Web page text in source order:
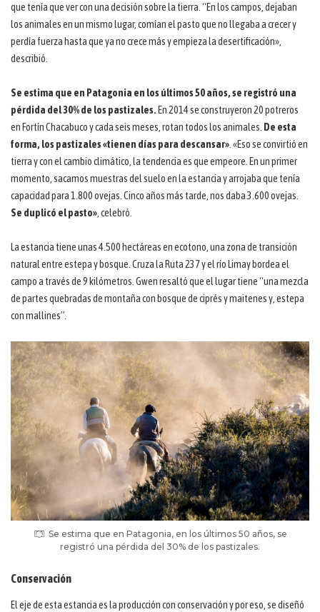
que tenía que ver con una decisión sobre la tierra. “En los campos, dejaban
los animales en un mismo lugar, comían el pasto que no llegaba a crecer y
perdía fuerza hasta que ya no crece más y empieza la desertificación»,
describió.
Se estima que en Patagonia en los últimos 50 años, se registró una
pérdida del 30% de los pastizales. En 2014 se construyeron 20 potreros
en Fortín Chacabuco y cada seis meses, rotan todos los animales. De esta
forma, los pastizales «tienen días para descansar» . «Eso se convirtió en
tierra y con el cambio climático, la tendencia es que empeore. En un primer
momento, sacamos muestras del suelo en la estancia y arrojaba que tenía
capacidad para 1.800 ovejas. Cinco años más tarde, nos daba 3.600 ovejas.
Se duplicó el pasto» , celebró.
La estancia tiene unas 4.500 hectáreas en ecotono, una zona de transición
natural entre estepa y bosque. Cruza la Ruta 237 y el río Limay bordea el
campo a través de 9 kilómetros. Gwen resaltó que el lugar tiene “una mezcla
de partes quebradas de montaña con bosque de ciprés y maitenes y, estepa
con mallines”.
Se estima que en Patagonia, en los últimos 50 años, se
registró una pérdida del 30% de los pastizales.
Conservación
El eje de esta estancia es la producción con conservación y por eso, se diseñó